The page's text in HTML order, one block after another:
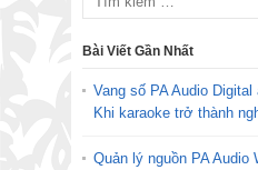
Bài Viết Gần Nhất
Vang số PA Audio
Khi karaoke trở thành
Quản lý nguồn PA Audio